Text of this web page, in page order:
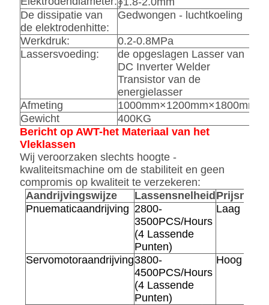
De dissipatie van
de elektrodenhitte:
Gedwongen - luchtkoeling
Werkdruk:
0.2-0.8MPa
Lassersvoeding:
de opgeslagen Lasser van
DC Inverter Welder
Transistor van de
energielasser
Afmeting
1000mm×1200mm×1800mm
Gewicht
400KG
Bericht op AWT-het Materiaal van het
Vleklassen
Wij veroorzaken slechts hoogte -
kwaliteitsmachine om de stabiliteit en geen
compromis op kwaliteit te verzekeren:
Aandrijvingswijze
Lassensnelheid
Pnuematicaandrijving 2800-
3500PCS/Hours
(4 Lassende
Punten)
Laag
Servomotoraandrijving3800-
4500PCS/Hours
(4 Lassende
Punten)
Hoog